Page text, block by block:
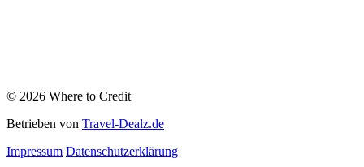
© 2026 Where to Credit
Betrieben von Travel-Dealz.de
Impressum Datenschutzerklärung